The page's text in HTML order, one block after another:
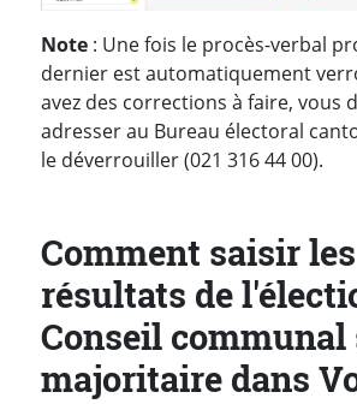
Note : Une fois le procès-verbal
dernier est automatiquement
avez des corrections à faire, vous
adresser au Bureau électoral
le déverrouiller (021 316 44 00).
Comment saisir les
résultats de
Conseil communal
majoritaire dans